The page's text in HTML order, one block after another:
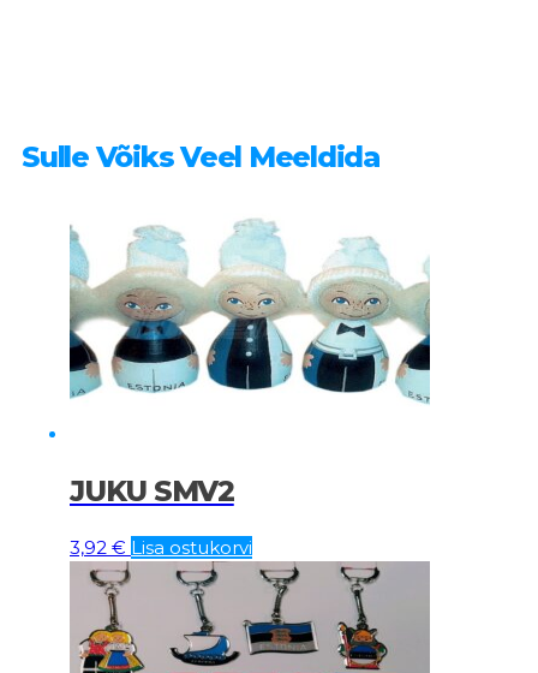
Sulle Võiks Veel Meeldida
JUKU SMV2
3,92 € Lisa ostukorvi